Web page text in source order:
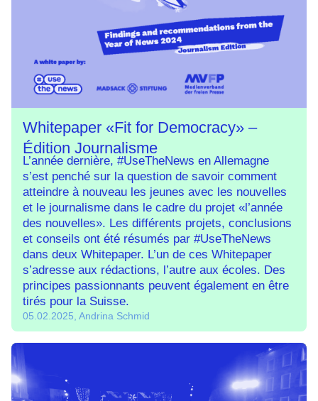
Whitepaper «Fit for Democracy» –
Édition Journalisme
L’année dernière, #UseTheNews en Allemagne
s’est penché sur la question de savoir comment
atteindre à nouveau les jeunes avec les nouvelles
et le journalisme dans le cadre du projet «l’année
des nouvelles». Les différents projets, conclusions
et conseils ont été résumés par #UseTheNews
dans deux Whitepaper. L’un de ces Whitepaper
s’adresse aux rédactions, l’autre aux écoles. Des
principes passionnants peuvent également en être
tirés pour la Suisse.
05.02.2025, Andrina Schmid